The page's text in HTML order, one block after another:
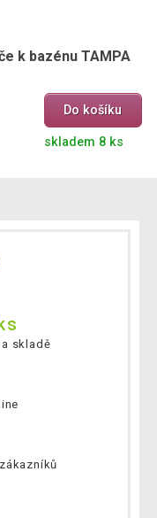
k bazénu TAMPA
Do košíku
skladem 8 ks
skladě